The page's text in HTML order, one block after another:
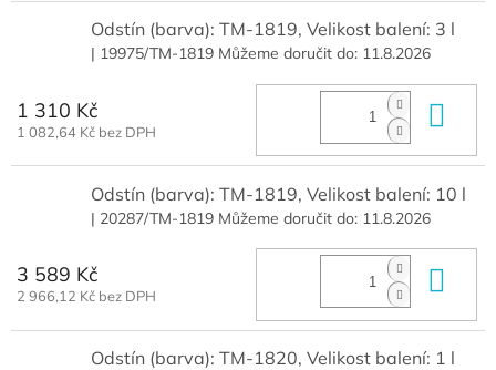
Odstín (barva): TM-1819, Velikost balení: 3 l
| 19975/TM-1819 Můžeme doručit do: 11.8.2026
1 310 Kč
1 082,64 Kč bez DPH
Odstín (barva): TM-1819, Velikost balení: 10 l
| 20287/TM-1819 Můžeme doručit do: 11.8.2026
3 589 Kč
2 966,12 Kč bez DPH
Odstín (barva): TM-1820, Velikost balení: 1 l